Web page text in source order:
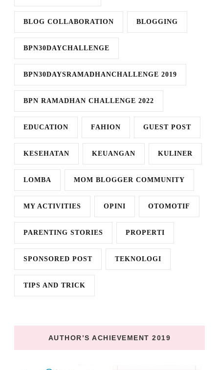
BLOG COLLABORATION BLOGGING
BPN30DAYCHALLENGE
BPN30DAYSRAMADHANCHALLENGE 2019
BPN RAMADHAN CHALLENGE 2022
EDUCATION FAHION GUEST POST
KESEHATAN KEUANGAN KULINER
LOMBA MOM BLOGGER COMMUNITY
MY ACTIVITIES OPINI OTOMOTIF
PARENTING STORIES PROPERTI
SPONSORED POST TEKNOLOGI
TIPS AND TRICK
AUTHOR’S ACHIEVEMENT 2019